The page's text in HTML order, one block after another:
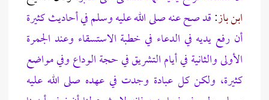
ابن باز:قد صح عنه صلى الله عليه وسلم في أحاديث كثيرة
أن رفع يديه في الدعاء في خطبة الاستسقاء وعند الجمرة
الأولى والثانية في أيام التشريق في حجة الوداع وفي مواضع
كثيرة، ولكن كل عبادة وجدت في عهده صلى الله عليه